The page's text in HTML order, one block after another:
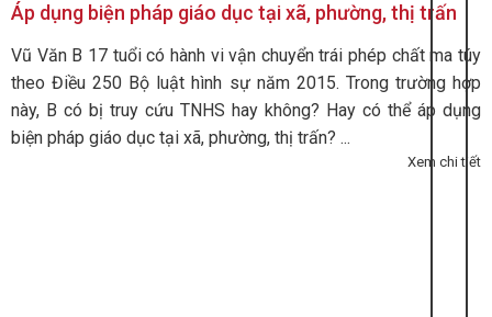
Áp dụng biện pháp giáo dục tại xã, phường, thị trấn
Vũ Văn B 17 tuổi có hành vi vận chuyển trái phép chất ma túy
theo Điều 250 Bộ luật hình sự năm 2015. Trong trường hợp
này, B có bị truy cứu TNHS hay không? Hay có thể áp dụng
biện pháp giáo dục tại xã, phường, thị trấn? ...
Xem chi tiết